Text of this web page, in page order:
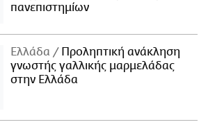
πανεπιστημίων
Ελλάδα
Προληπτική ανάκληση
γνωστής γαλλικής μαρμελάδας
στην Ελλάδα